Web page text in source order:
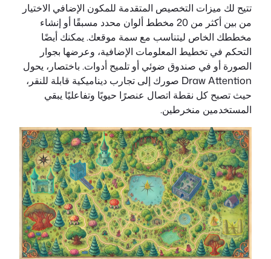
تتيح لك ميزات التخصيص المتقدمة للمكون الإضافي الاختيار
من بين أكثر من 20 مخطط ألوان محدد مسبقًا أو إنشاء
مخططك الخاص ليتناسب مع سمة موقعك. يمكنك أيضًا
التحكم في تخطيط المعلومات الإضافية، وعرضها بجوار
الصورة أو في صندوق ضوئي أو تلميح أدوات. باختصار، يحول
Draw Attention صورك إلى تجارب ديناميكية قابلة للنقر،
حيث تصبح كل نقطة اتصال عنصرًا حيويًا وتفاعليًا يبقي
المستخدمين منخرطين.